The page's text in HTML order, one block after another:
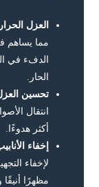
العزل
مما يساهم
الدفء في
الحار.
تحسين
انتقال
أكثر هدوءًا.
إخفاء
لإخفاء
مظهرًا أنيقًا